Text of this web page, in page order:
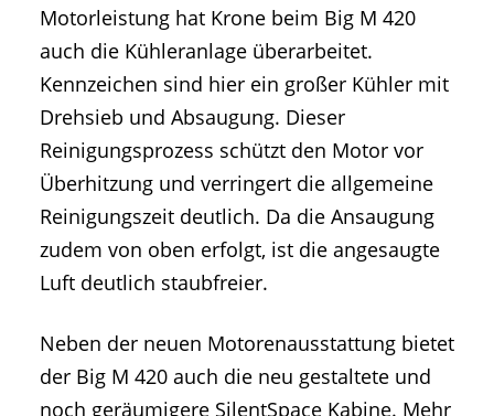
Motorleistung hat Krone beim Big M 420
auch die Kühleranlage überarbeitet.
Kennzeichen sind hier ein großer Kühler mit
Drehsieb und Absaugung. Dieser
Reinigungsprozess schützt den Motor vor
Überhitzung und verringert die allgemeine
Reinigungszeit deutlich. Da die Ansaugung
zudem von oben erfolgt, ist die angesaugte
Luft deutlich staubfreier.
Neben der neuen Motorenausstattung bietet
der Big M 420 auch die neu gestaltete und
noch geräumigere SilentSpace Kabine. Mehr